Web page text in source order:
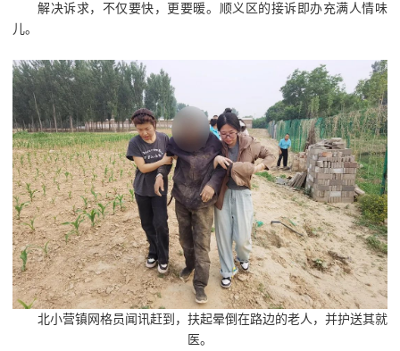
解决诉求，不仅要快，更要暖。顺义区的接诉即办充满人情味
儿。
北小营镇网格员闻讯赶到，扶起晕倒在路边的老人，并护送其就
医。